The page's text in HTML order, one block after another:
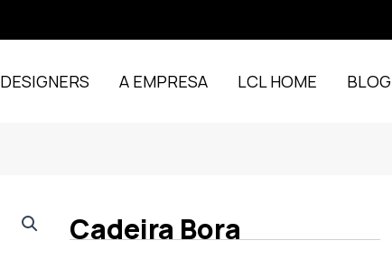
DESIGNERS A EMPRESA LCL HOME BLOG
Cadeira Bora